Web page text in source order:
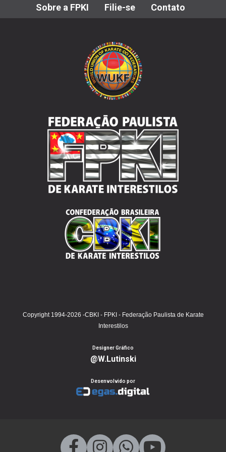
Sobre a FPKI Filie-se Contato
Copyright 1994-2026 -CBKI - FPKI - Federação Paulista de Karate
Interestilos
Designer Gráfico
@W.Lutinski
Desenvolvido por